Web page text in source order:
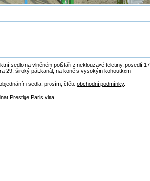
sedlo na vlněném polštáři z neklouzavé teletiny, posedlí 17,
29, široký pát.kanál, na koně s vysokým kohoutkem
sedla, prosím, čtěteobchodní podmínky.
Prestige Paris vlna